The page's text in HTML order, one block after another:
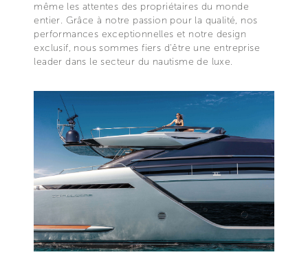
même les attentes des propriétaires du monde
entier. Grâce à notre passion pour la qualité, nos
performances exceptionnelles et notre design
exclusif, nous sommes fiers d'être une entreprise
leader dans le secteur du nautisme de luxe.